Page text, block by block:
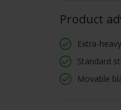
Product
Extra-
Standard
Movable